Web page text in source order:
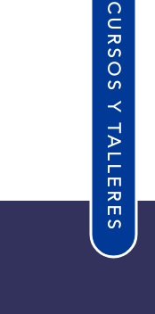
CURSOS Y TALLERES